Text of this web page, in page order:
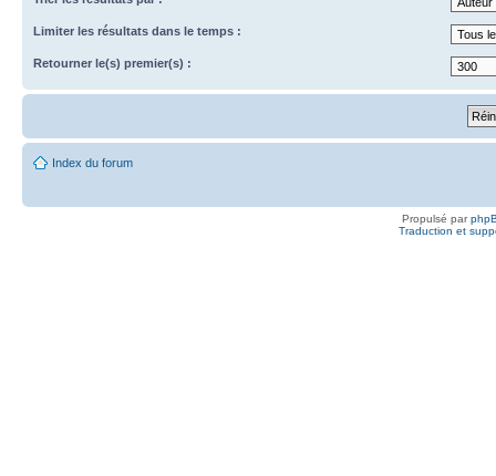
Limiter les résultats dans le temps :
Retourner le(s) premier(s) :
Index du forum
Propulsé par
Traduction et